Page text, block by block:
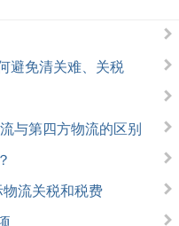
避免清关难、关税
与第四方物流的区别
物流关税和税费